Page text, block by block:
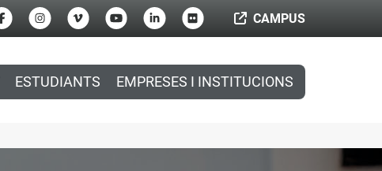
CAMPUS
ESTUDIANTS EMPRESES I INSTITUCIONS